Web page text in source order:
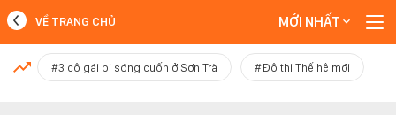
MỚI NHẤT
VỀ TRANG CHỦ MỚI NHẤT
#3 cô gái bị sóng cuốn ở Sơn Trà #Đô thị Thế hệ mới